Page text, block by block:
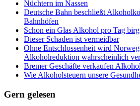
Nüchtern im Nassen
Deutsche Bahn beschließt
Bahnhöfen
Schon ein Glas Alkohol pro Tag
Dieser Schaden ist vermeidbar
Ohne Entschlossenheit wird
Alkoholreduktion wahrscheinlich
Bremer Geschäfte verkaufen
Wie Alkoholsteuern unsere
Gern gelesen